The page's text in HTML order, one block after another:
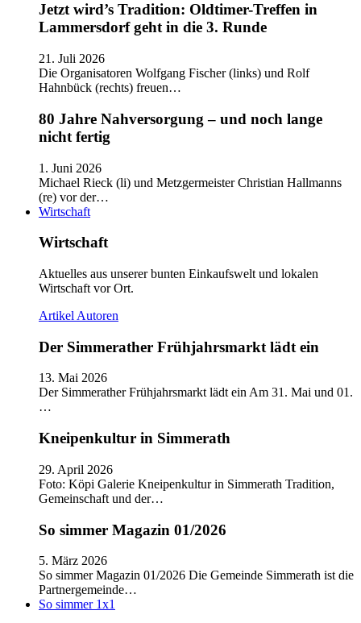
Jetzt wird’s Tradition: Oldtimer-Treffen in
Lammersdorf geht in die 3. Runde
21. Juli 2026
Die Organisatoren Wolfgang Fischer (links) und Rolf
Hahnbück (rechts) freuen…
80 Jahre Nahversorgung – und noch lange
nicht fertig
1. Juni 2026
Michael Rieck (li) und Metzgermeister Christian Hallmanns
(re) vor der…
Wirtschaft
Wirtschaft
Aktuelles aus unserer bunten Einkaufswelt und lokalen
Wirtschaft vor Ort.
Artikel Autoren
Der Simmerather Frühjahrsmarkt lädt ein
13. Mai 2026
Der Simmerather Frühjahrsmarkt lädt ein Am 31. Mai und 01.
…
Kneipenkultur in Simmerath
29. April 2026
Foto: Köpi Galerie Kneipenkultur in Simmerath Tradition,
Gemeinschaft und der…
So simmer Magazin 01/2026
5. März 2026
So simmer Magazin 01/2026 Die Gemeinde Simmerath ist die
Partnergemeinde…
So simmer 1x1